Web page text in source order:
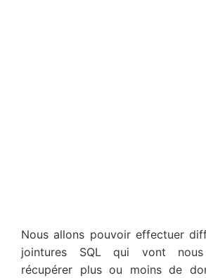
Nous allons pouvoir effectuer
jointures SQL qui vont
récupérer plus ou moins de